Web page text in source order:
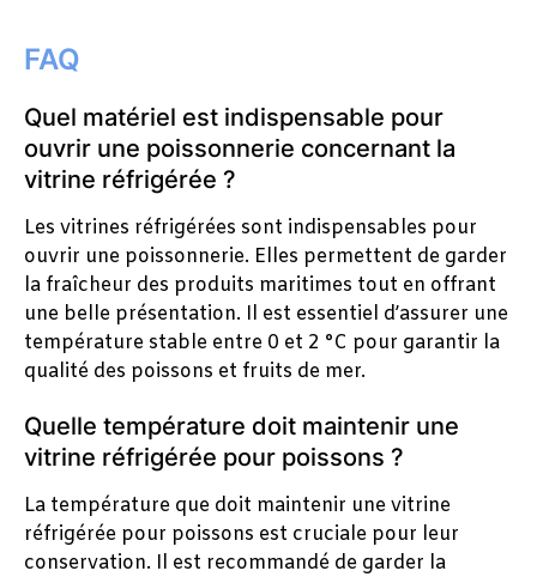
FAQ
Quel matériel est indispensable pour
ouvrir une poissonnerie concernant la
vitrine réfrigérée ?
Les vitrines réfrigérées sont indispensables pour
ouvrir une poissonnerie. Elles permettent de garder
la fraîcheur des produits maritimes tout en offrant
une belle présentation. Il est essentiel d’assurer une
température stable entre 0 et 2 °C pour garantir la
qualité des poissons et fruits de mer.
Quelle température doit maintenir une
vitrine réfrigérée pour poissons ?
La température que doit maintenir une vitrine
réfrigérée pour poissons est cruciale pour leur
conservation. Il est recommandé de garder la